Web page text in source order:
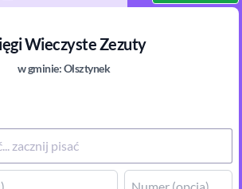
WieczysteZezuty
w gminie:Olsztynek
zacznij pisać